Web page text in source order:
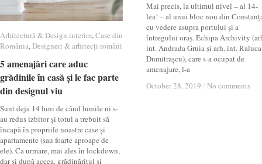
Arhitectură & Design interior,Case din
România,Designeri & arhitecți români
5 amenajări care aduc
grădinile în casă și le fac parte
din designul viu
Sunt deja 14 luni de când lumile ni s-
au redus izbitor și totul a trebuit să
încapă în propriile noastre case și
apartamente (sau foarte aproape de
ele). Ca urmare, mai ales în lockdown,
dar și după aceea, grădinăritul și
Arhitectură & Design interior Case din
România Designeri & arhitecți români
5 amenajări care aduc
grădinile în casă și le fac parte
din designul viu
Mai precis, la ultimul nivel – al 14-
lea! – al unui bloc nou din
cu vedere asupra portului și a
întregului oraș. Echipa Archivity
int. Andrada Gruia și arh. int. Raluca
Dumitrașcu), care s-a ocupat de
amenajare, l-a
October 28, 2019 / No comments
October 28, 2019 / No comments